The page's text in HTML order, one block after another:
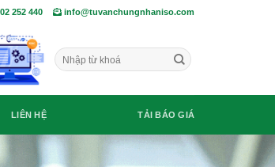
252 440 info@tuvanchungnhaniso.com
LIÊN HỆ TẢI BÁO GIÁ